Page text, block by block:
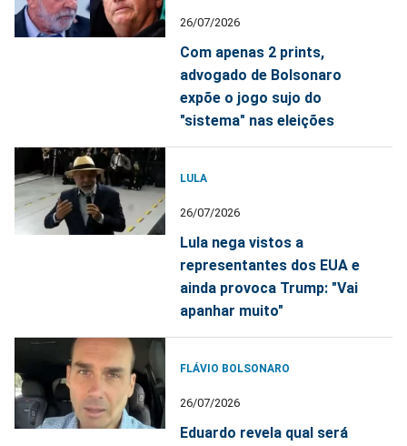
26/07/2026
Com apenas 2 prints,
advogado de Bolsonaro
expõe o jogo sujo do
"sistema" nas eleições
LULA
26/07/2026
Lula nega vistos a
representantes dos EUA e
ainda provoca Trump: "Vai
apanhar muito"
FLÁVIO BOLSONARO
26/07/2026
Eduardo revela qual será